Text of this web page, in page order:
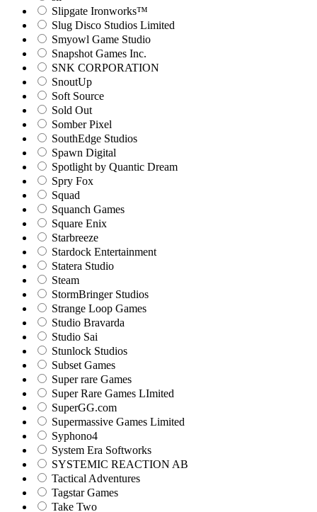
Slipgate Ironworks™
Slug Disco Studios Limited
Smyowl Game Studio
Snapshot Games Inc.
SNK CORPORATION
SnoutUp
Soft Source
Sold Out
Somber Pixel
SouthEdge Studios
Spawn Digital
Spotlight by Quantic Dream
Spry Fox
Squad
Squanch Games
Square Enix
Starbreeze
Stardock Entertainment
Statera Studio
Steam
StormBringer Studios
Strange Loop Games
Studio Bravarda
Studio Sai
Stunlock Studios
Subset Games
Super rare Games
Super Rare Games LImited
SuperGG.com
Supermassive Games Limited
Syphono4
System Era Softworks
SYSTEMIC REACTION AB
Tactical Adventures
Tagstar Games
Take Two